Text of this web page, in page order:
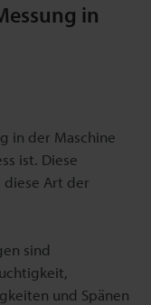
in
in der Maschine
ist. Diese
diese Art der
sind
und Spänen